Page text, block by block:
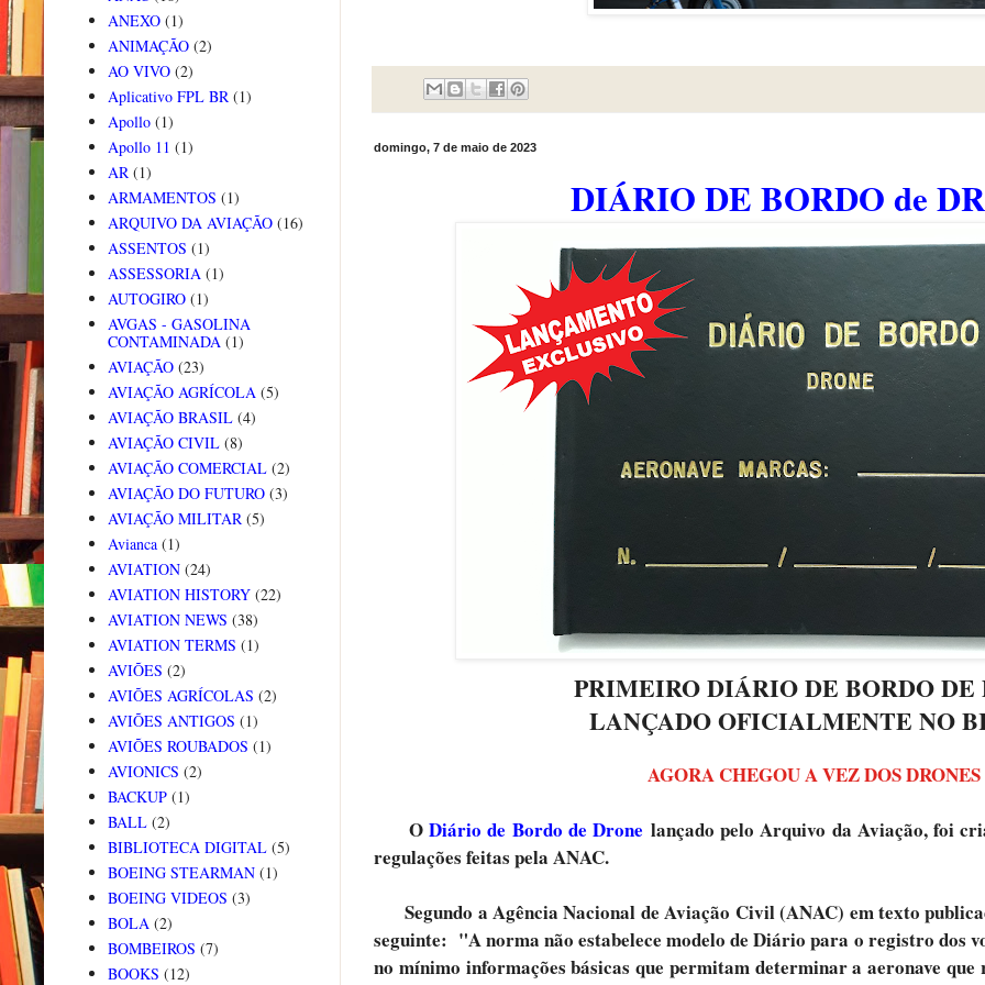
domingo, 7 de maio de 2023
DIÁRIO DE BORDO de
PRIMEIRO DIÁRIO DE BORDO DE
LANÇADO OFICIALMENTE NO
AGORA CHEGOU A VEZ DOS
ODiário de Bordo de Drone lançado pelo Arquivo da Aviação, foi
regulações feitas pela ANAC.
Segundo a Agência Nacional de Aviação Civil (ANAC) em texto
seguinte: "A norma não estabelece modelo de Diário para o registro dos
no mínimo informações básicas que permitam determinar a aeronave
ANEXO (1)
ANIMAÇÃO (2)
AO VIVO (2)
Aplicativo FPL BR (1)
Apollo (1)
Apollo 11 (1)
AR (1)
ARMAMENTOS (1)
ARQUIVO DA AVIAÇÃO (16)
ASSENTOS (1)
ASSESSORIA (1)
AUTOGIRO (1)
AVGAS - GASOLINA
CONTAMINADA (1)
AVIAÇÃO (23)
AVIAÇÃO AGRÍCOLA (5)
AVIAÇÃO BRASIL (4)
AVIAÇÃO CIVIL (8)
AVIAÇÃO COMERCIAL (2)
AVIAÇÃO DO FUTURO (3)
AVIAÇÃO MILITAR (5)
Avianca (1)
AVIATION (24)
AVIATION HISTORY (22)
AVIATION NEWS (38)
AVIATION TERMS (1)
AVIÕES (2)
AVIÕES AGRÍCOLAS (2)
AVIÕES ANTIGOS (1)
AVIÕES ROUBADOS (1)
AVIONICS (2)
BACKUP (1)
BALL (2)
BIBLIOTECA DIGITAL (5)
BOEING STEARMAN (1)
BOEING VIDEOS (3)
BOLA (2)
BOMBEIROS (7)
BOOKS (12)